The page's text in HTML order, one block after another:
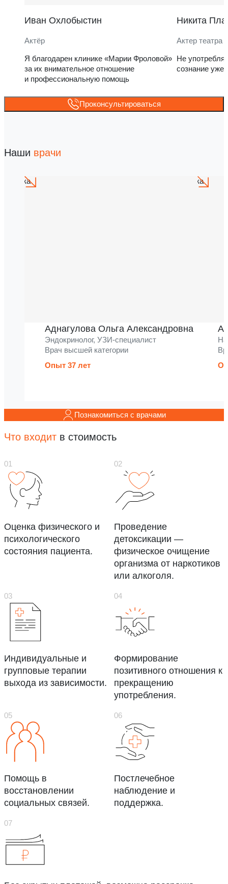
Иван Охлобыстин
Актёр
Я благодарен клинике «Марии Фроловой»
за их внимательное отношение
и профессиональную помощь
Никита
Актер театра
Не
сознание уже
Проконсультироваться
Наши врачи
Аднагулова Ольга Александровна
Эндокринолог, УЗИ-специалист
Врач высшей категории
Опыт 37 лет
Познакомиться с врачами
Что входит в стоимость
Оценка физического и
психологического
состояния пациента.
Проведение
детоксикации —
физическое очищение
организма от наркотиков
или алкоголя.
Индивидуальные и
групповые терапии
выхода из зависимости.
Формирование
позитивного отношения к
прекращению
употребления.
Помощь в
восстановлении
социальных связей.
Постлечебное
наблюдение и
поддержка.